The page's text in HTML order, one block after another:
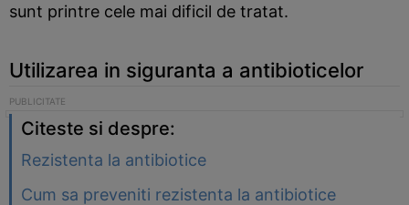
sunt printre cele mai dificil de tratat.
Utilizarea in siguranta a antibioticelor
Citeste si despre:
Rezistenta la antibiotice
Cum sa preveniti rezistenta la antibiotice